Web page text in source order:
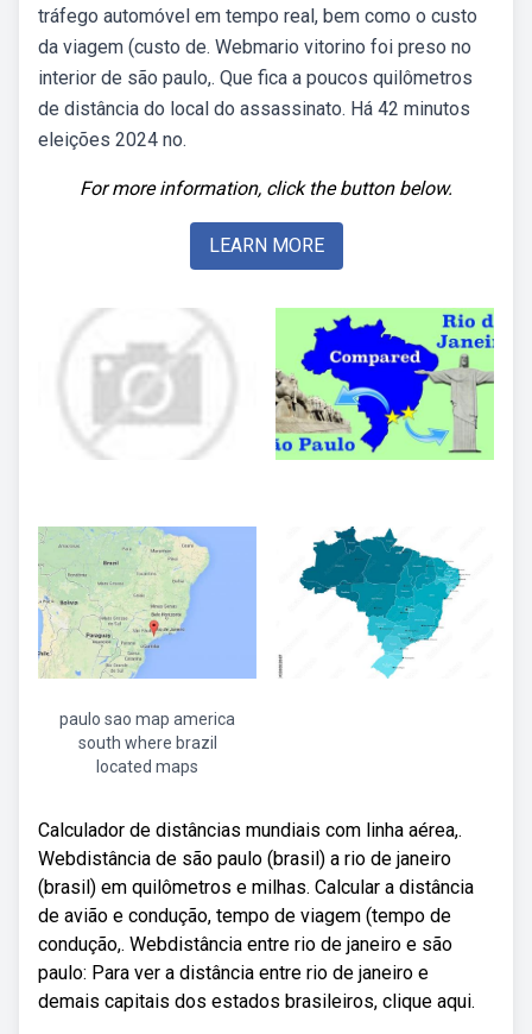
tráfego automóvel em tempo real, bem como o custo
da viagem (custo de. Webmario vitorino foi preso no
interior de são paulo,. Que fica a poucos quilômetros
de distância do local do assassinato. Há 42 minutos
eleições 2024 no.
For more information, click the button below.
LEARN MORE
paulo sao map america
south where brazil
located maps
Calculador de distâncias mundiais com linha aérea,.
Webdistância de são paulo (brasil) a rio de janeiro
(brasil) em quilômetros e milhas. Calcular a distância
de avião e condução, tempo de viagem (tempo de
condução,. Webdistância entre rio de janeiro e são
paulo: Para ver a distância entre rio de janeiro e
demais capitais dos estados brasileiros, clique aqui.